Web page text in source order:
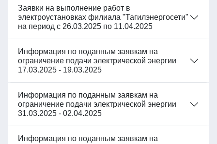
Заявки на выполнение работ в
электроустановках филиала "Тагилэнергосети"
на период с 26.03.2025 по 11.04.2025
Информация по поданным заявкам на
ограничение подачи электрической энергии
17.03.2025 - 19.03.2025
Информация по поданным заявкам на
ограничение подачи электрической энергии
31.03.2025 - 02.04.2025
Информация по поданным заявкам на